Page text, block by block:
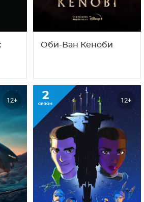
Оби-Ван Кеноби
12+ 2
сезон 12+